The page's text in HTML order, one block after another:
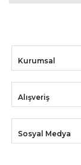
Kurumsal
Alışveriş
Sosyal Medya